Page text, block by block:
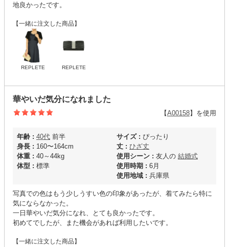
地良かったです。
【一緒に注文した商品】
REPLETE REPLETE
華やいだ気分になれました
【A00158】を使用
年齢 : 40代 前半
身長 : 160〜164cm
体重 : 40～44kg
体型 : 標準
サイズ : ぴったり
丈 : ひざ丈
使用シーン : 友人の 結婚式
使用時期 : 6月
使用地域 : 兵庫県
写真での色はもう少しうすい色の印象があったが、着てみたら特に
気にならなかった。
一日華やいだ気分になれ、とても良かったです。
初めてでしたが、また機会があれば利用したいです。
【一緒に注文した商品】